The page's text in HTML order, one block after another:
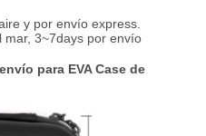
y por envío express.
3~7days por envío
para EVA Case de